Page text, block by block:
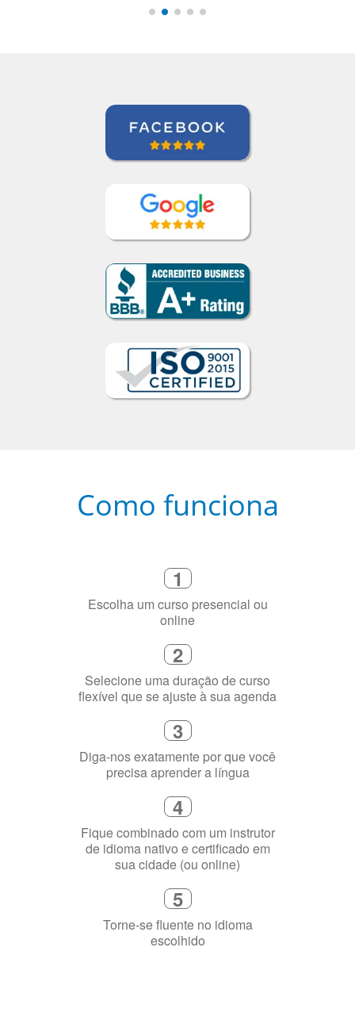
Como funciona
1
Escolha um curso presencial ou
2
Selecione uma duração de curso
3
Diga-nos exatamente por que você
4
Fique combinado com um instrutor
de idioma nativo e certificado em
5
Torne-se fluente no idioma